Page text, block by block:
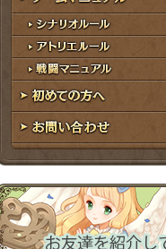
ゲームマニュアル
シナリオルール
アトリエルール
戦闘マニュアル
初めての方へ
お問い合わせ